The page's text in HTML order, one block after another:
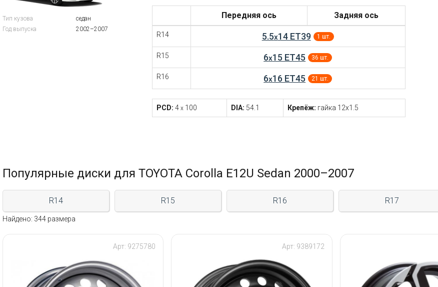
Тип кузова
седан
Год выпуска
2002–2007
Передняя ось Задняя ось
R14 5.5x14 ET39 1 шт.
R15 6x15 ET45 36 шт.
R16 6x16 ET45 21 шт.
PCD: 4 x100 DIA: 54.1 Крепёж: гайка 12x1.5
Популярные диски для TOYOTA Corolla E12U Sedan 2000–2007
R14 R15 R16 R17
Найдено: 344 размера
Арт: 9275780 Арт: 9389172